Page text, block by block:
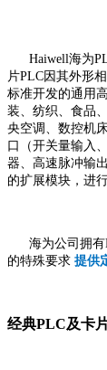
Haiwell海为
片PLC因其外形
标准开发的通用
装、纺织、食品
央空调、数控机
口（开关量输入
器、高速脉冲输
的扩展模块，进
海为公司拥有
的特殊要求 提供
经典PLC及卡